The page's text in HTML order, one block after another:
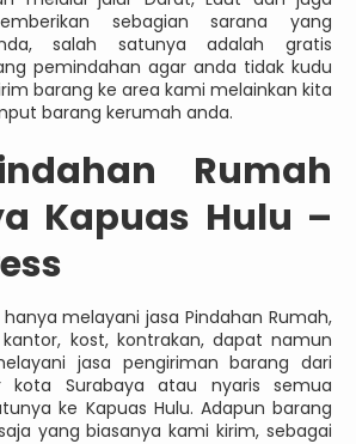
sebagian sarana yang
salah satunya adalah gratis
pemindahan agar anda tidak kudu
barang ke area kami melainkan kita
barang kerumah anda.
Rumah
Kapuas Hulu –
melayani jasa Pindahan Rumah,
kost, kontrakan, dapat namun
jasa pengiriman barang dari
kota Surabaya atau nyaris semua
ke Kapuas Hulu. Adapun barang
yang biasanya kami kirim, sebagai